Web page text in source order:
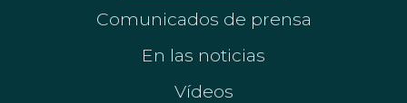
Comunicados de prensa
En las noticias
Vídeos